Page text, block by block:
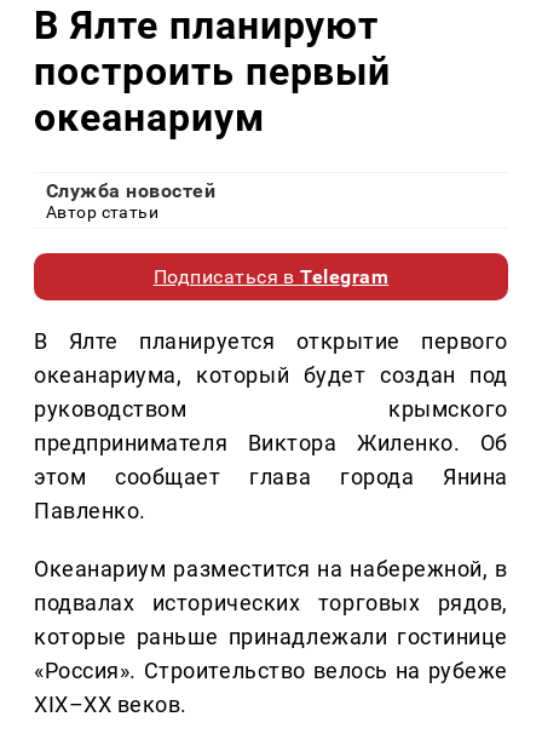
В Ялте планируют
построить первый
океанариум
Служба новостей
Автор статьи
Подписаться вTelegram
В Ялте планируется открытие первого
океанариума, который будет создан под
руководством крымского
предпринимателя Виктора Жиленко. Об
этом сообщает глава города Янина
Павленко.
Океанариум разместится на набережной, в
подвалах исторических торговых рядов,
которые раньше принадлежали гостинице
«Россия». Строительство велось на рубеже
XIX–XX веков.